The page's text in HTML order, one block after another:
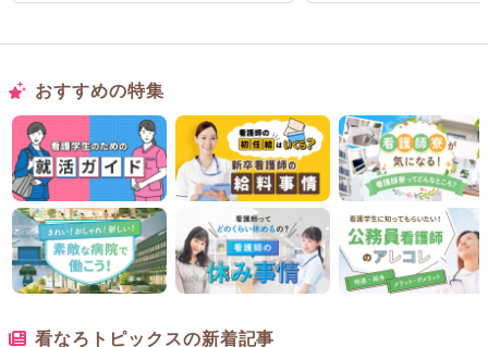
おすすめの特集
看なろトピックスの新着記事